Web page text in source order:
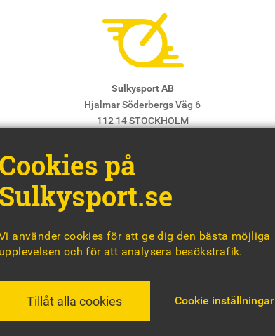
Sulkysport AB
Hjalmar Söderbergs Väg 6
112 14 STOCKHOLM
Chefredaktör & ansvarig utgivare:
Cookies på
Sulkysport.se
använder cookies för att ge dig den bästa möjliga
upplevelsen och för att analysera besökstrafik.
Tillåt alla cookies Cookie inställningar